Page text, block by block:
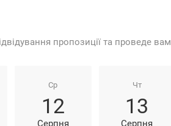
пропозиції та проведе вам
Ср
12
Серпня
Чт
13
Серпня